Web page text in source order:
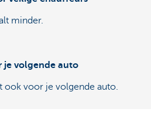
minder.
je volgende auto
ook voor je volgende auto.